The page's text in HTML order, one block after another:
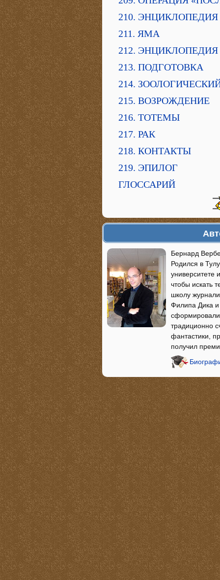
210. ЭНЦИКЛОПЕДИЯ
211. ЯМА
212. ЭНЦИКЛОПЕДИЯ
213. ПОДГОТОВКА
214.
215. ВОЗРОЖДЕНИЕ
216. ТОТЕМЫ
217. РАК
218. КОНТАКТЫ
219. ЭПИЛОГ
ГЛОССАРИЙ
Бернард
Родился в
университете
чтобы искать
школу
Филипа Дика
сформировали
традиционно
фантастики,
получил